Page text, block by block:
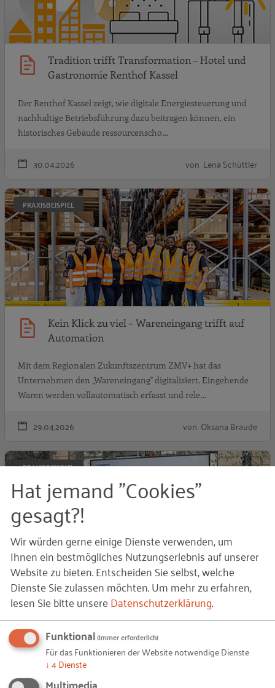
Tradition trifft Transformation – Hotel und
Gastronomie Renthof Kassel
Der Renthof Kassel zeigt, wie digitale Energiesteuerung und
nachhaltige Betriebsführung dazu beitragen können, ein
historisches Gebäude ressourcenscho…
30.04.2026 von Lena Schüttler
PRAXISBEISPIEL
Kein Klick zu viel – Wareneingang trifft auf
Automation
Mit dem Regionalen Zukunftszentrum ZMV+ hat das
Unternehmen den „Wareneingang" digitalisiert. Eingehende
Waren werden vollautomatisch erfasst und rele…
29.04.2026 von Oksana Braude
PRAXISBEISPIEL
Neue Freiräume – quattroM setzt auf KI-
gestützten Chatbot
Mit dem Regionale Zukunftszentrum SÜD optimiert quattroM
GmbH mittels KI-Chatbot die Erstellung von
Produktbeschreibungen und gewinnt wertvolle Zeit f…
Hat jemand "Cookies"
gesagt?!
Wir würden gerne einige Dienste verwenden, um
Ihnen ein bestmögliches Nutzungserlebnis auf unserer
Website zu bieten. Entscheiden Sie selbst, welche
Dienste Sie zulassen möchten.Um mehr zu erfahren,
lesen Sie bitte unsereDatenschutzerklärung.
Funktional(immer erforderlich)
Für das Funktionieren der Website notwendige Dienste
↓ 4Dienste